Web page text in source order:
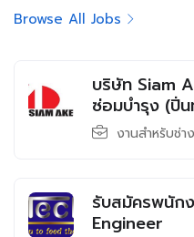
Browse All Jobs
บริษัท Siam
ซ่อมบำรุง (ปิ่
งานสำหรับช่าง
รับสมัครพนัก
Engineer